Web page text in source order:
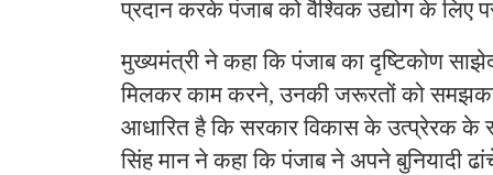
प्रदान करके पंजाब को वैश्विक उद्योग के लिए
मुख्यमंत्री ने कहा कि पंजाब का दृष्टिकोण
मिलकर काम करने, उनकी जरूरतों को
आधारित है कि सरकार विकास के उत्प्रेरक के
सिंह मान ने कहा कि पंजाब ने अपने बुनियादी